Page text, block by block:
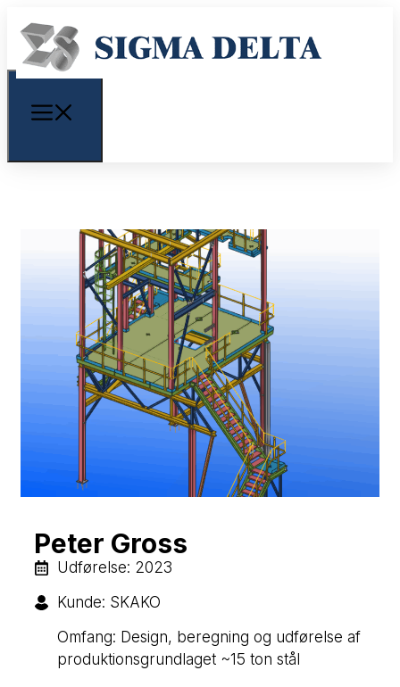
Peter Gross
​​Udførelse: 2023
Kunde: SKAKO
Omfang: Design, beregning og udførelse af
produktionsgrundlaget ~15 ton stål​